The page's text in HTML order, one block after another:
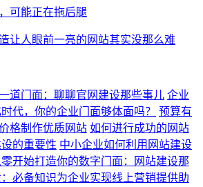
可能正在拖后腿
让人眼前一亮的网站其实没那么难
道门面：聊聊官网建设那些事儿 企业
代，你的企业门面够体面吗？
预算有
格制作优质网站 如何进行成功的网站
的重要性 中小企业如何利用网站建设
零开始打造你的数字门面：网站建设那
必备知识为企业实现线上营销提供助